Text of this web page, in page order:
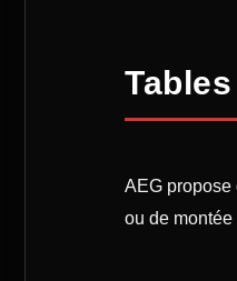
AEG propose
ou de